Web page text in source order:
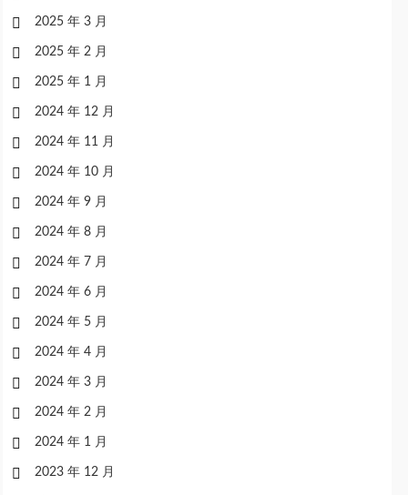
2025 年 3 月
2025 年 2 月
2025 年 1 月
2024 年 12 月
2024 年 11 月
2024 年 10 月
2024 年 9 月
2024 年 8 月
2024 年 7 月
2024 年 6 月
2024 年 5 月
2024 年 4 月
2024 年 3 月
2024 年 2 月
2024 年 1 月
2023 年 12 月